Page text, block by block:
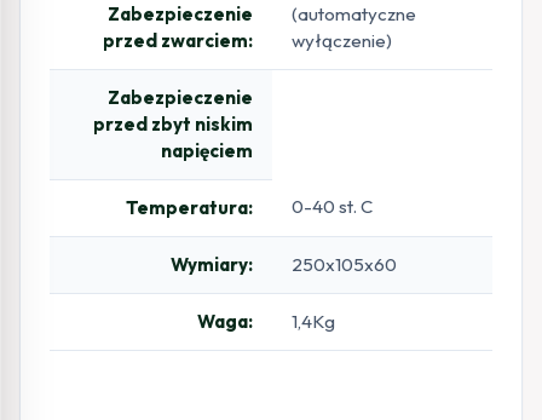
Zabezpieczenie
przed zwarciem:
(automatyczne
wyłączenie)
Zabezpieczenie
przed zbyt niskim
napięciem
Temperatura: 0-40 st. C
Wymiary: 250x105x60
Waga: 1,4Kg